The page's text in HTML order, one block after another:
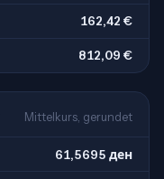
162,42 €
812,09 €
Mittelkurs, gerundet
61,5695 ден